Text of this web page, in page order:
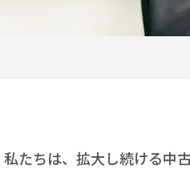
私たちは、拡大し続ける中